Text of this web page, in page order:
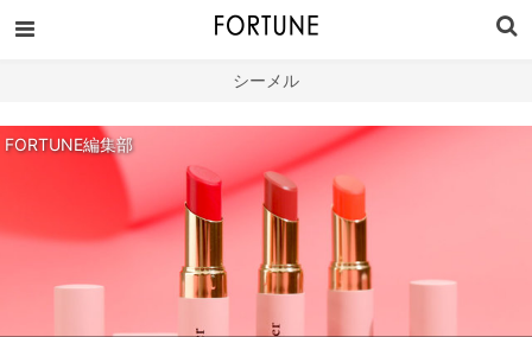
シーメル
FORTUNE編集部